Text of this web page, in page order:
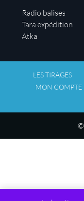
Radio balises
Tara expédition
Atka
LES TIRAGES
MON COMPTE
©